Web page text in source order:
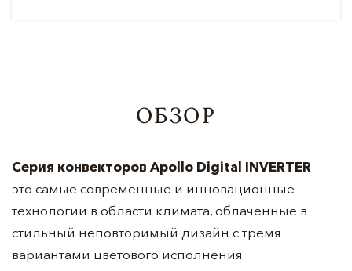
ОБЗОР
Серия конвекторов Apollo Digital INVERTER —
это самые современные и инновационные
технологии в области климата, облаченные в
стильный неповторимый дизайн с тремя
вариантами цветового исполнения.